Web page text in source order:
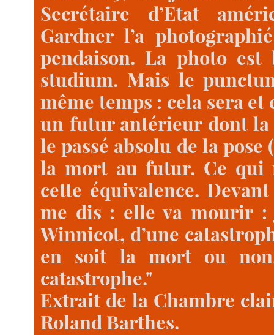
Secrétaire d’Etat
Gardner l’a
pendaison. La photo
studium. Mais le
même temps : cela sera et
un futur antérieur dont la
le passé absolu de la
la mort au futur. Ce qui
cette équivalence.
me dis : elle va mourir :
Winnicot, d’une
en soit la mort ou
catastrophe."
Extrait de la Chambre
Roland Barthes.